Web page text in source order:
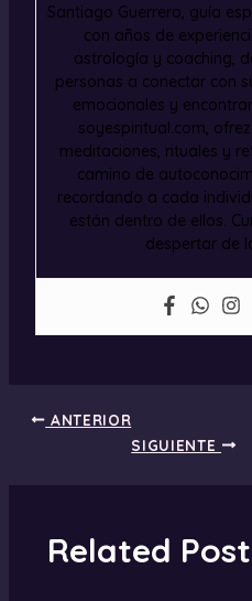
Santiago Guerrero, guía
con años de
astrología y coaching,
personas a conectar con
emocionales y
soyespiritual.com,
meditaciones, rituales y
camino de
recordando a cada
están dentro de ellos.
despertar de
ANTERIOR
SIGUIENTE
Related